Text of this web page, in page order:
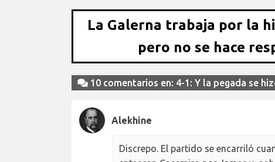
La Galerna trabaja por la
pero no se hace
10 comentarios en: 4-1: Y la pegada se
Alekhine
Discrepo. El partido se encarriló